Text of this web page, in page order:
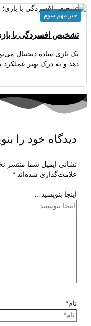
تشخیص افسردگی با بازی؛ تست ۳ دقیقه‌ای که
یک بازی ساده دیجیتال
دهد و به درک بهتر عملکرد
خبر مهم سوم
دیدگاه‌ خود را
نشانی ایمیل شما منتشر
علامت‌گذاری شده‌اند *
اینجا بنویسید…
نام*